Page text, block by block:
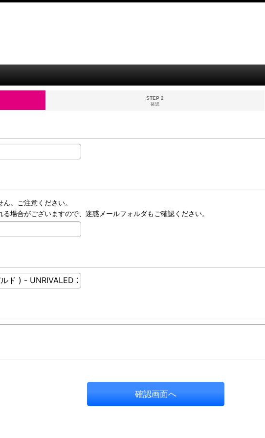
STEP 2
確認
。ご注意ください。
場合がございますので、迷惑メールフォルダもご確認ください。
確認画面へ